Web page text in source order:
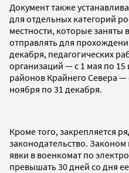
Документ также
для отдельных категорий
местности, которые заняты
отправлять для
декабря, педагогических
организаций — с 1 мая по
районов Крайнего Севера —
ноября по 31 декабря.
Кроме того, закрепляется
законодательство. Законом
явки в военкомат по
превышать 30 дней со дня